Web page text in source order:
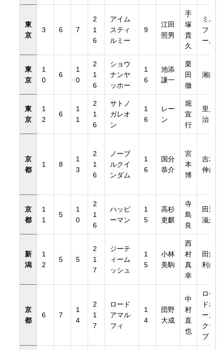
東
京
3 6 7
2
1
6
アイム
スティ
ルミー
9
江田
照男
手
塚
貴
久
ミル
ファ
ーム
東
京
1
0
6
1
0
2
1
6
ショウ
ナンヤ
ッホー
1
6
池添
謙一
栗
田
徹
湘南
東
京
1
2
6
1
1
2
1
6
サトノ
ガレオ
ン
1
6
レー
ン
堀
宣
行
里見
治
京
都
1 8
1
3
2
1
6
ノーブ
ルクイ
ンダム
1
6
国分
恭介
宮
本
博
吉木
伸彦
京
都
1
1
5
1
0
2
1
6
ハッピ
ーマン
1
5
高杉
吏麒
寺
島
良
田邉
滋久
新
潟
1
2
5 5
2
1
7
ジーテ
ィーム
ッシュ
1
5
小林
美駒
西
村
真
幸
田畑
利彦
京
都
6 7
1
4
2
1
7
ロード
アマル
フィ
1
4
団野
大成
中
村
直
也
ロー
ドホ
ース
クラ
ブ